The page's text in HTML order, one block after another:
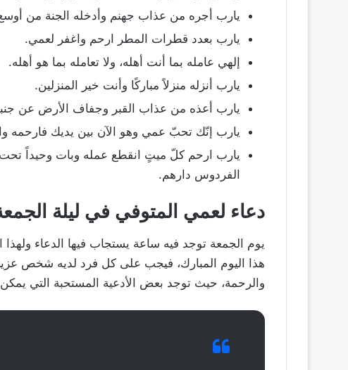
يارب أجره من عذاب جهنم وأدخله الجنة من أوسع
يارب بعدد قطرات المطر ارحم واغفر لعمي.
إلهي عامله بما أنت أهله، ولا تعامله بما هو أهله.
يارب أنزله منزلاً مباركًا وأنت خير المنزلين.
يارب أعذه من عذاب القبر وجفاف الأرض عن
يارب إنّك تحبّ عمي وهو الآن بين يديك فارحمه
يارب ارحم كلّ ميتٍ انقطع عمله وبات وحيداً
الفردوس دارهم.
دعاء لعمي المتوفي في ليلة
يوم الجمعة توجد فيه ساعة يستجاب فيها الدعاء
هذا اليوم المبارك، فيجب على كل فرد لديه شخص
والرحمة، حيث توجد بعض الأدعية المستحبة التي يمكن